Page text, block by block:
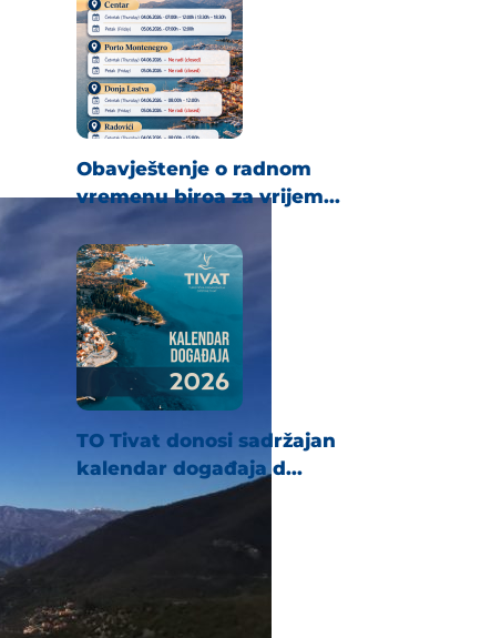
Obavještenje o radnom
vremenu biroa za vrijem...
TO Tivat donosi sadržajan
kalendar događaja d...